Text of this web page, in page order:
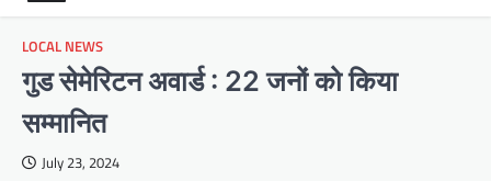
LOCAL NEWS
गुड सेमेरिटन अवार्ड : 22 जनों को किया
सम्मानित
July 23, 2024